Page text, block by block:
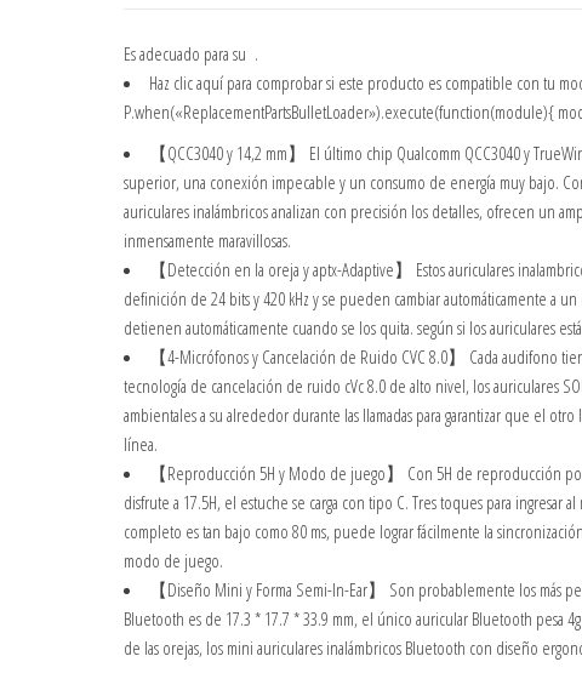
Es adecuado para su .
Haz clic aquí para comprobar si este producto es compatible con tu
P.when(«ReplacementPartsBulletLoader»).execute(function(module){
【QCC3040 y 14,2 mm】 El último chip Qualcomm QCC3040 y
superior, una conexión impecable y un consumo de energía muy bajo.
auriculares inalámbricos analizan con precisión los detalles, ofrecen un
inmensamente maravillosas.
【Detección en la oreja y aptx-Adaptive】 Estos auriculares
definición de 24 bits y 420 kHz y se pueden cambiar automáticamente a
detienen automáticamente cuando se los quita. según si los auriculares
【4-Micrófonos y Cancelación de Ruido CVC 8.0】 Cada audifono
tecnología de cancelación de ruido cVc 8.0 de alto nivel, los auriculares
ambientales a su alrededor durante las llamadas para garantizar que el
línea.
【Reproducción 5H y Modo de juego】 Con 5H de reproducción
disfrute a 17.5H, el estuche se carga con tipo C. Tres toques para
completo es tan bajo como 80 ms, puede lograr fácilmente la
modo de juego.
【Diseño Mini y Forma Semi-In-Ear】 Son probablemente los más
Bluetooth es de 17.3 * 17.7 * 33.9 mm, el único auricular Bluetooth pesa
de las orejas, los mini auriculares inalámbricos Bluetooth con diseño